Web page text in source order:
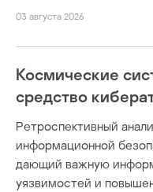
03 августа 2026
Космические
средство
Ретроспективный
информационной
дающий важную
уязвимостей и